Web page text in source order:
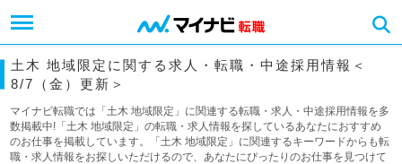
土木 地域限定に関する求人・転職・中途採用情報＜
8/7（金）更新＞
マイナビ転職では「土木 地域限定」に関連する転職・求人・中途採用情報を多
数掲載中!「土木 地域限定」の転職・求人情報を探しているあなたにおすすめ
のお仕事を掲載しています。「土木 地域限定」に関連するキーワードからも転
職・求人情報をお探しいただけるので、あなたにぴったりのお仕事を見つけて